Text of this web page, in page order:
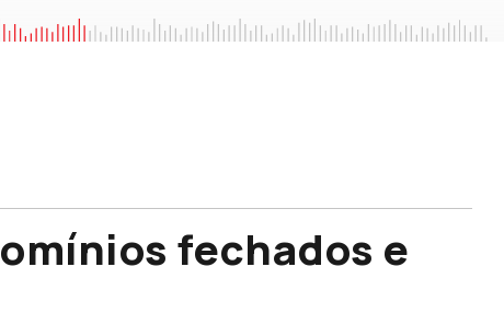
fechados e